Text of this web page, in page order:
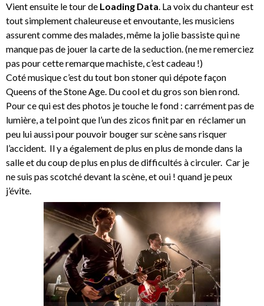
Vient ensuite le tour de Loading Data. La voix du chanteur est
tout simplement chaleureuse et envoutante, les musiciens
assurent comme des malades, même la jolie bassiste qui ne
manque pas de jouer la carte de la seduction. (ne me remerciez
pas pour cette remarque machiste, c’est cadeau !)
Coté musique c’est du tout bon stoner qui dépote façon
Queens of the Stone Age. Du cool et du gros son bien rond.
Pour ce qui est des photos je touche le fond : carrément pas de
lumière, a tel point que l’un des zicos finit par en réclamer un
peu lui aussi pour pouvoir bouger sur scène sans risquer
l’accident. Il y a également de plus en plus de monde dans la
salle et du coup de plus en plus de difficultés à circuler. Car je
ne suis pas scotché devant la scène, et oui ! quand je peux
j’évite.